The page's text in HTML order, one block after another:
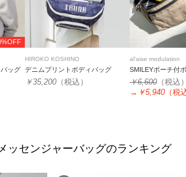
バッグ
HIROKO KOSHINO
デニムプリントボディバッグ
￥35,200 （税込）
al'aise modulation
SMILEYポーチ付
￥6,600（税込
→ ￥5,940（税
ッセンジャーバッグのランキング